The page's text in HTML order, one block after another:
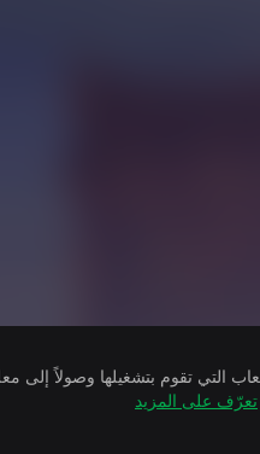
تعرّف على المزيد